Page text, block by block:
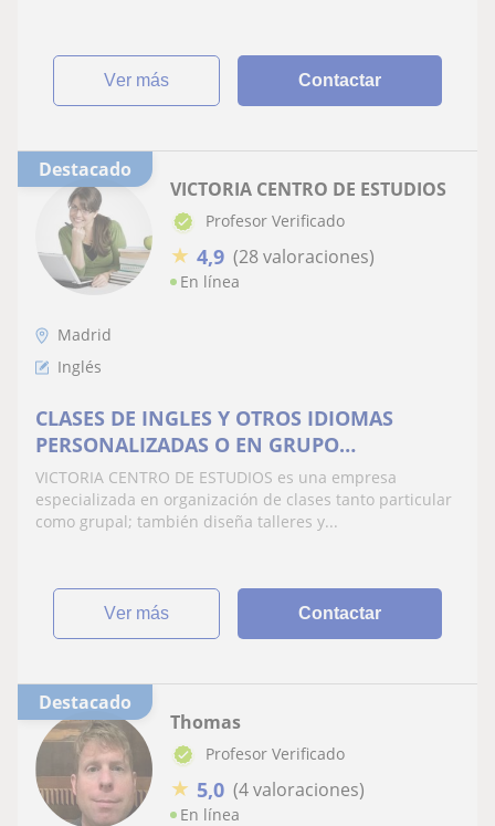
ver más Contactar
Destacado
VICTORIA CENTRO DE ESTUDIOS
Profesor Verificado
★ 4,9 (28 valoraciones)
En línea
Madrid
Inglés
CLASES DE INGLES Y OTROS IDIOMAS
PERSONALIZADAS O EN GRUPO
PRESENCIAL, A DOMICILIO U ONLINE
VICTORIA CENTRO DE ESTUDIOS es una empresa
especializada en organización de clases tanto particular
como grupal; también diseña talleres y...
ver más Contactar
Destacado
Thomas
Profesor Verificado
★ 5,0 (4 valoraciones)
En línea